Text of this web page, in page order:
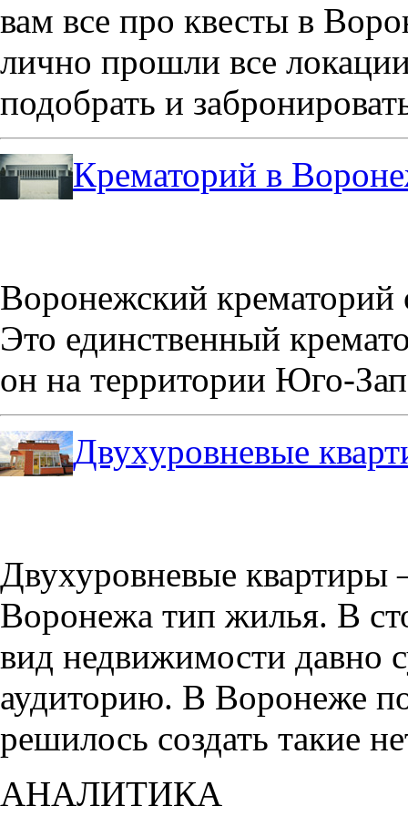
вам все про квесты в
лично прошли все
подобрать и
Крематорий в
Воронежский крематорий
Это единственный
он на территории Юго-
Двухуровневые
Двухуровневые квартиры
Воронежа тип жилья. В
вид недвижимости давно
аудиторию. В Воронеже
решилось создать такие
АНАЛИТИКА